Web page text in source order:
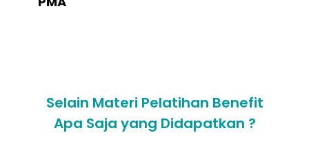
Selain Materi Pelatihan Benefit
Apa Saja yang Didapatkan ?